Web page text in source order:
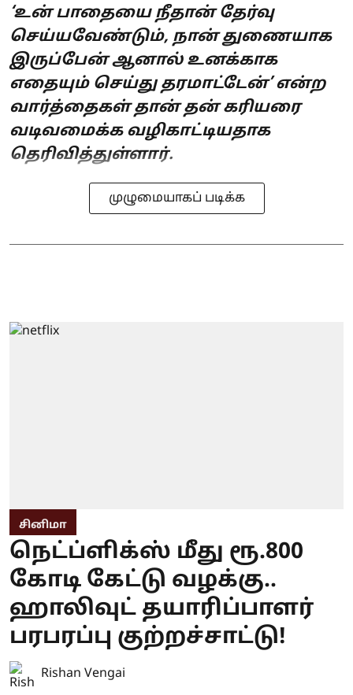
‘உன் பாதையை நீதான் தேர்வு
செய்யவேண்டும், நான் துணையாக
இருப்பேன் ஆனால் உனக்காக
எதையும் செய்து தரமாட்டேன்’ என்ற
வார்த்தைகள் தான் தன் கரியரை
வடிவமைக்க வழிகாட்டியதாக
தெரிவித்துள்ளார்.
முழுமையாகப் படிக்க
சினிமா
நெட்ப்ளிக்ஸ் மீது ரூ.800
கோடி கேட்டு வழக்கு..
ஹாலிவுட் தயாரிப்பாளர்
பரபரப்பு குற்றச்சாட்டு!
Rishan Vengai